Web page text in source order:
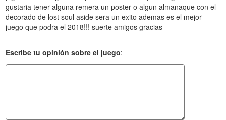
gustaria tener alguna remera un poster o algun almanaque con el
decorado de lost soul aside sera un exito ademas es el mejor
juego que podra el 2018!!! suerte amigos gracias
Escribe tu opinión sobre el juego: